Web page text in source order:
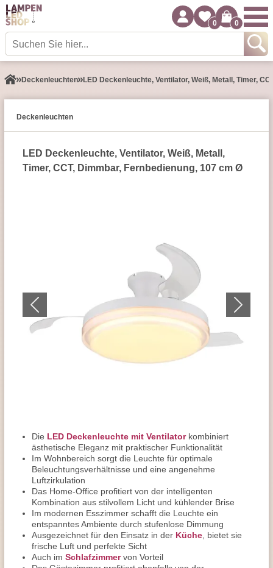
0 0
Decken­leuchten LED Deckenleuchte, Ventilator, Weiß, Metall, Timer,
Decken­leuchten
LED Deckenleuchte, Ventilator, Weiß, Metall,
Timer, CCT, Dimmbar, Fernbedienung, 107 cm Ø
Die LED Deckenleuchte mit Ventilatorkombiniert
ästhetische Eleganz mit praktischer Funktionalität
Im Wohnbereich sorgt die Leuchte für optimale
Beleuchtungsverhältnisse und eine angenehme
Luftzirkulation
Das Home-Office profitiert von der intelligenten
Kombination aus stilvollem Licht und kühlender Brise
Im modernen Esszimmer schafft die Leuchte ein
entspanntes Ambiente durch stufenlose Dimmung
Ausgezeichnet für den Einsatz in der Küche , bietet sie
frische Luft und perfekte Sicht
Auch im Schlafzimmervon Vorteil